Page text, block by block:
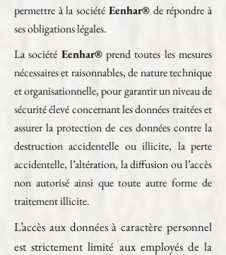
permettre à la société Eenhar®de répondre à
ses obligations légales.
La société Eenhar®prend toutes les mesures
nécessaires et raisonnables, de nature technique
et organisationnelle, pour garantir un niveau de
sécurité élevé concernant les données traitées et
assurer la protection de ces données contre la
destruction accidentelle ou illicite, la perte
accidentelle, l’altération, la diffusion ou l’accès
non autorisé ainsi que toute autre forme de
traitement illicite.
L’accès aux données à caractère personnel
est strictement limité aux employés de la